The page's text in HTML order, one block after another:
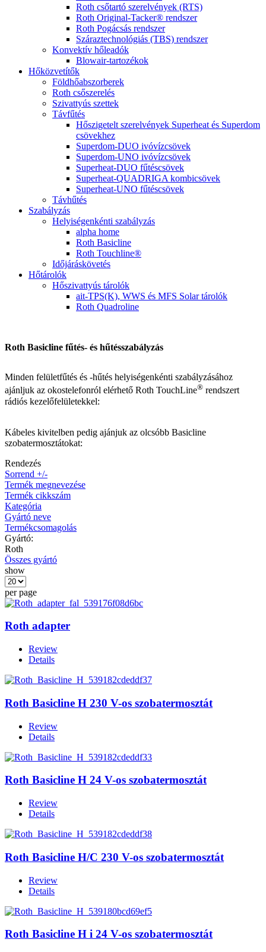
Roth csőtartó szerelvények (RTS)
Roth Original-Tacker® rendszer
Roth Pogácsás rendszer
Száraztechnológiás (TBS) rendszer
Konvektív hőleadók
Blowair-tartozékok
Hőközvetítők
Földhőabszorberek
Roth csőszerelés
Szivattyús szettek
Távfűtés
Hőszigetelt szerelvények Superheat és Superdom
csövekhez
Superdom-DUO ivóvízcsövek
Superdom-UNO ivóvízcsövek
Superheat-DUO fűtéscsövek
Superheat-QUADRIGA kombicsövek
Superheat-UNO fűtéscsövek
Távhűtés
Szabályzás
Helyiségenkénti szabályzás
alpha home
Roth Basicline
Roth Touchline®
Időjáráskövetés
Hőtárolók
Hőszivattyús tárolók
ait-TPS(K), WWS és MFS Solar tárolók
Roth Quadroline
Roth Basicline fűtés- és hűtésszabályzás
Minden felületfűtés és -hűtés helyiségenkénti szabályzásához
ajánljuk az okostelefonról elérhető Roth TouchLine® rendszert
rádiós kezelőfelületekkel:
Kábeles kivitelben pedig ajánjuk az olcsóbb Basicline
szobatermosztátokat:
Rendezés
Sorrend +/-
Termék megnevezése
Termék cikkszám
Kategória
Gyártó neve
Termékcsomagolás
Gyártó:
Roth
Összes gyártó
show
per page
Roth adapter
Review
Details
Roth Basicline H 230 V-os szobatermosztát
Review
Details
Roth Basicline H 24 V-os szobatermosztát
Review
Details
Roth Basicline H/C 230 V-os szobatermosztát
Review
Details
Roth Basicline H i 24 V-os szobatermosztát